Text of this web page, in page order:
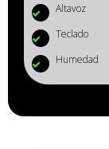
Altavoz
Teclado
Humedad